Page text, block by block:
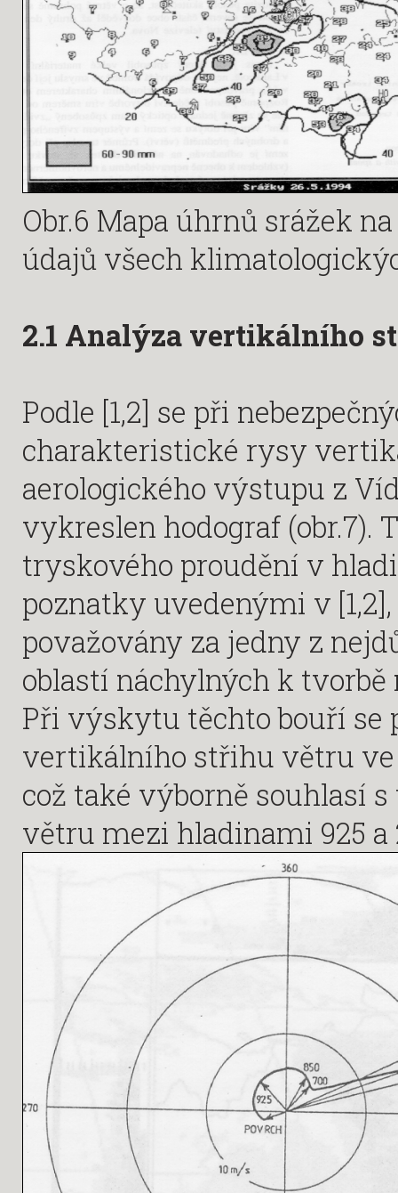
Obr.6 Mapa úhrnů srážek
údajů všech
2.1 Analýza vertikálního
Podle [1,2] se při
charakteristické rysy
aerologického výstupu z
vykreslen hodograf (obr.7).
tryskového proudění v
poznatky uvedenými v
považovány za jedny z
oblastí náchylných k
Při výskytu těchto bouří se
vertikálního střihu větru ve
což také výborně souhlasí
větru mezi hladinami 925 a